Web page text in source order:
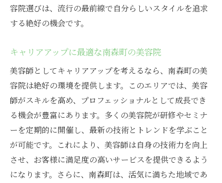
美容トレンドを学べる南森町の美容院
南森町での美容師ネットワークの構築
美容師としての成長を支える南森町の魅力
美容院で学ぶ最新技術とスキル大阪市北区での
挑戦
北区の美容院で磨く最新技術
スキルアップを目指す北区の美容院選び
最新トレンドを取り入れる北区の美容院
北区での美容師としての新たな挑戦
成長を加速させる北区の美容環境
容院選びは、流行の最前線で自分らしいスタイルを追求
する絶好の機会です。
キャリアアップに最適な南森町の美容院
美容師としてキャリアアップを考えるなら、南森町の美
容院は絶好の環境を提供します。このエリアでは、美容
師がスキルを高め、プロフェッショナルとして成長でき
る機会が豊富にあります。多くの美容院が研修やセミナ
ーを定期的に開催し、最新の技術とトレンドを学ぶこと
が可能です。これにより、美容師は自身の技術力を向上
させ、お客様に満足度の高いサービスを提供できるよう
になります。さらに、南森町は、活気に満ちた地域であ